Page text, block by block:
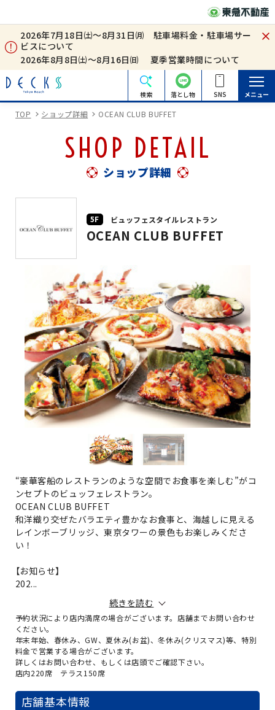
2026年7月18日㈯～8月31日㈪ 駐車場料金・駐車場サー
ビスについて
2026年8月8日㈯～8月16日㈰ 夏季営業時間について
検索 落とし物 SNS メニュー
TOP ショップ詳細 OCEAN CLUB BUFFET
SHOP DETAIL
ショップ詳細
5F ビュッフェスタイルレストラン
OCEAN CLUB BUFFET
“豪華客船のレストランのような空間でお食事を楽しむ”がコ
ンセプトのビュッフェレストラン。
OCEAN CLUB BUFFET
和洋織り交ぜたバラエティ豊かなお食事と、海越しに見える
レインボーブリッジ、東京タワーの景色もお楽しみくださ
い！
【お知らせ】
202...
続きを読む
予約状況により店内満席の場合がございます。店舗までお問い合わせ
ください。
年末年始、春休み、GW、夏休み(お盆)、冬休み(クリスマス)等、特別
料金で営業する場合がございます。
詳しくはお問い合わせ、もしくは店頭でご確認下さい。
店内220席 テラス150席
店舗基本情報